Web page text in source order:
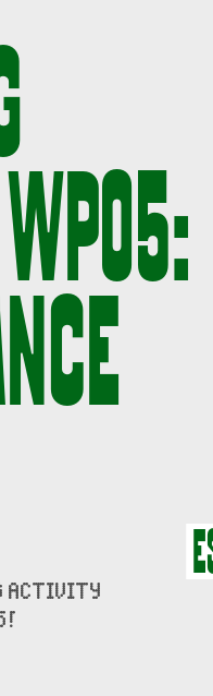
ACTIVITY